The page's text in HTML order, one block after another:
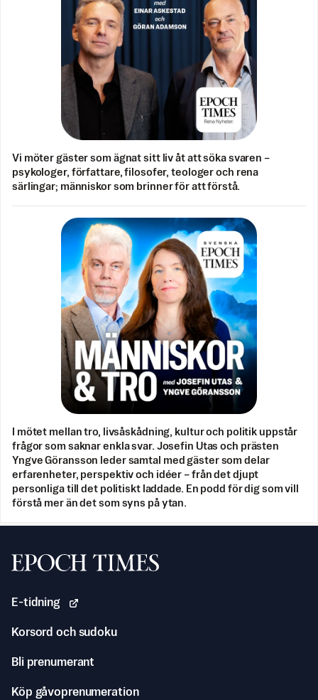
Vi möter gäster som ägnat sitt liv åt att söka svaren –
psykologer, författare, filosofer, teologer och rena
särlingar; människor som brinner för att förstå.
I mötet mellan tro, livsåskådning, kultur och politik uppstår
frågor som saknar enkla svar. Josefin Utas och prästen
Yngve Göransson leder samtal med gäster som delar
erfarenheter, perspektiv och idéer – från det djupt
personliga till det politiskt laddade. En podd för dig som vill
förstå mer än det som syns på ytan.
Svenska Epoch Times
E-tidning
Korsord och sudoku
Bli prenumerant
Köp gåvoprenumeration